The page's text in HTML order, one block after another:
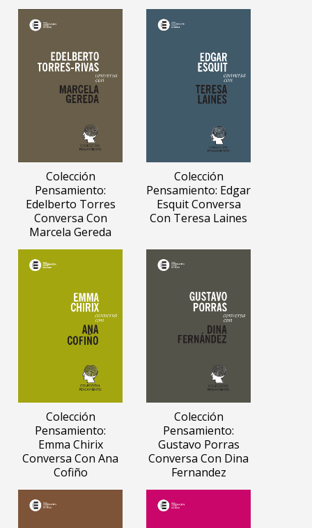
Colección
Pensamiento:
Edelberto Torres
Conversa Con
Marcela Gereda
Colección
Pensamiento: Edgar
Esquit Conversa
Con Teresa Laines
Colección
Pensamiento:
Emma Chirix
Conversa Con Ana
Cofiño
Colección
Pensamiento:
Gustavo Porras
Conversa Con Dina
Fernandez